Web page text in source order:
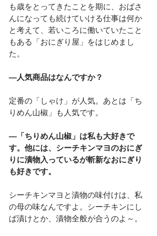
も歳をとってきたことを期に、おばさ
んになっても続けていける仕事は何か
と考えて、若いころに働いていたこと
もある「おにぎり屋」をはじめまし
た。
―人気商品はなんですか？
定番の「しゃけ」が人気。あとは「ち
りめん山椒」も人気です。
―「ちりめん山椒」は私も大好きで
す。他には、シーチキンマヨのおにぎ
りに漬物入っているが斬新なおにぎり
も好きです。
シーチキンマヨと漬物の味付けは、私
の母の味なんですよ。シーチキンにし
ば漬けとか、漬物全般が合うのよ～。